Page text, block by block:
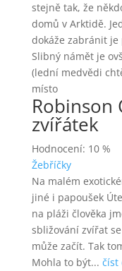
stejně tak, že
domů v Arktidě.
dokáže zabránit
Slibný námět je
(lední medvědi
místo
Robinson
zvířátek
Hodnocení: 10 %
Žebříčky
Na malém
jiné i papoušek
na pláži člověka
sbližování zvířat
může začít. Tak
Mohla to být... číst